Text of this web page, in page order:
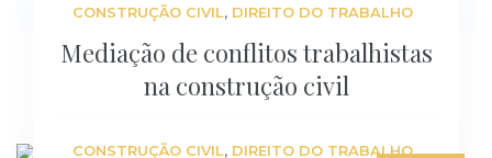
CONSTRUÇÃO CIVIL, DIREITO DO TRABALHO
Mediação de conflitos trabalhistas
na construção civil
CONSTRUÇÃO CIVIL, DIREITO DO TRABALHO